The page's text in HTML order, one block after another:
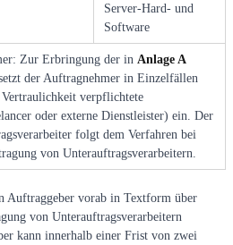
Server-Hard- und
Software
Zur Erbringung der in Anlage A
der Auftragnehmer in Einzelfällen
Vertraulichkeit verpflichtete
oder externe Dienstleister) ein. Der
folgt dem Verfahren bei
von Unterauftragsverarbeitern.
Auftraggeber vorab in Textform über
von Unterauftragsverarbeitern
kann innerhalb einer Frist von zwei